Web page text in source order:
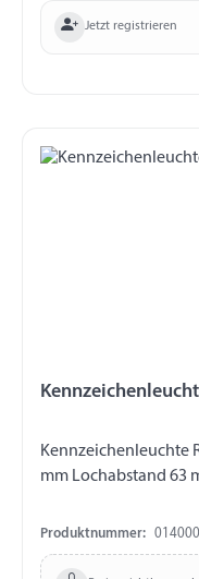
Jetzt registrieren
Kennzeichenleuchte Radex Maße: 96 x 50
mm Lochabstand 63
Produktnummer: